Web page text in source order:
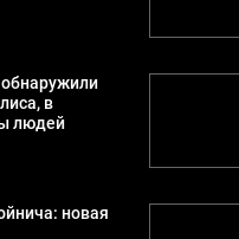
в
людей
новая